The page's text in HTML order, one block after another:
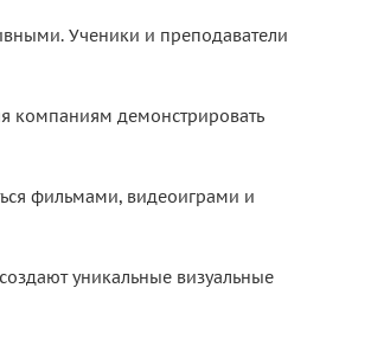
Ученики и преподаватели
компаниям демонстрировать
фильмами, видеоиграми и
уникальные визуальные